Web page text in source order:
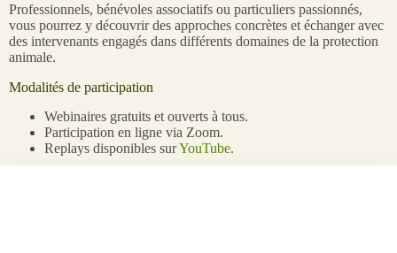
Professionnels, bénévoles associatifs ou particuliers passionnés,
vous pourrez y découvrir des approches concrètes et échanger avec
des intervenants engagés dans différents domaines de la protection
animale.
Modalités de participation
Webinaires gratuits et ouverts à tous.
Participation en ligne via Zoom.
Replays disponibles surYouTube.